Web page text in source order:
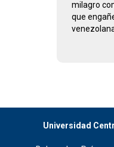
milagro
que
Universidad